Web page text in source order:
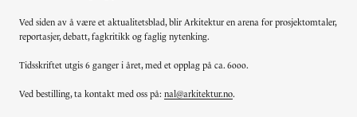
Ved siden av å være et aktualitetsblad, blir Arkitektur en arena for prosjektomtaler,
reportasjer, debatt, fagkritikk og faglig nytenking.
Tidsskriftet utgis 6 ganger i året, med et opplag på ca. 6000.
Ved bestilling, ta kontakt med oss på: nal@arkitektur.no.